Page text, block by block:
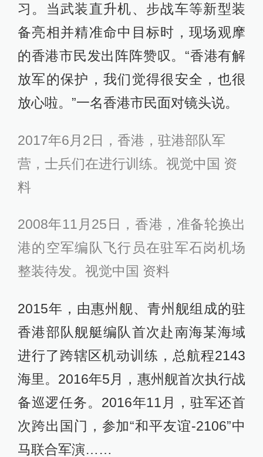
习。当武装直升机、步战车等新型装
备亮相并精准命中目标时，现场观摩
的香港市民发出阵阵赞叹。“香港有解
放军的保护，我们觉得很安全，也很
放心啦。”一名香港市民面对镜头说。
2017年6月2日，香港，驻港部队军
营，士兵们在进行训练。视觉中国 资
料
2008年11月25日，香港，准备轮换出
港的空军编队飞行员在驻军石岗机场
整装待发。视觉中国 资料
2015年，由惠州舰、青州舰组成的驻
香港部队舰艇编队首次赴南海某海域
进行了跨辖区机动训练，总航程2143
海里。2016年5月，惠州舰首次执行战
备巡逻任务。2016年11月，驻军还首
次跨出国门，参加“和平友谊-2106”中
马联合军演……